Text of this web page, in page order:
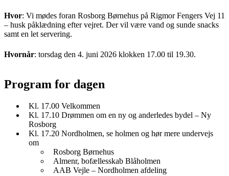
Hvor: Vi mødes foran Rosborg Børnehus på Rigmor Fengers Vej 11
– husk påklædning efter vejret. Der vil være vand og sunde snacks
samt en let servering.
Hvornår: torsdag den 4. juni 2026 klokken 17.00 til 19.30.
Program for dagen
Kl. 17.00 Velkommen
Kl. 17.10 Drømmen om en ny og anderledes bydel – Ny
Rosborg
Kl. 17.20 Nordholmen, se holmen og hør mere undervejs
om
Rosborg Børnehus
Almenr, bofællesskab Blåholmen
AAB Vejle – Nordholmen afdeling